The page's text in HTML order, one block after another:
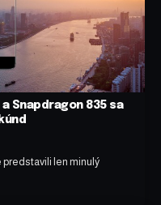
a Snapdragon 835 sa
predstavili len minulý